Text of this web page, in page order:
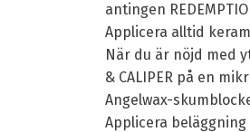
antingen
Applicera alltid
När du är nöjd med
& CALIPER på en
Angelwax-
Applicera